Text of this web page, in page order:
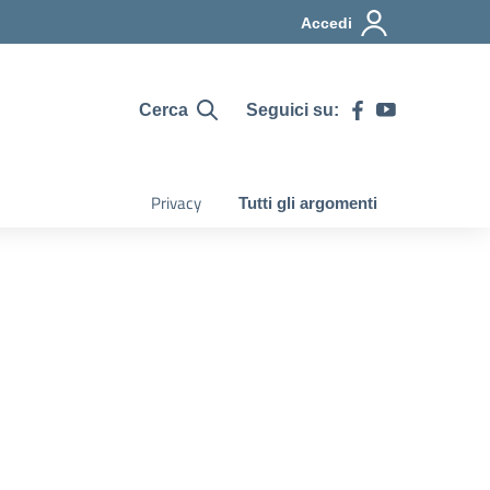
Accedi
Cerca Seguici su:
Privacy Tutti gli argomenti